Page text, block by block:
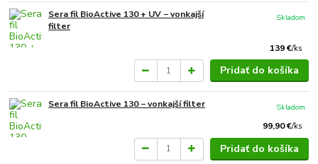
Sera fil BioActive 130 + UV − vonkajší
filter
139 €/ks
Skladom
Pridať do košíka
Sera fil BioActive 130 − vonkajší filter
99,90 €/ks
Skladom
Pridať do košíka